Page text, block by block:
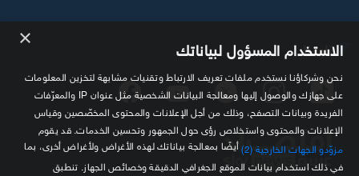
تابعنا × الاستخدام المسؤول لبياناتك
نحن وشركاؤنا نستخدم ملفات تعريف الارتباط وتقنيات مشابهة لتخزين المعلومات
على جهازك والوصول إليها ومعالجة البيانات الشخصية مثل عنوان IP والمعرّفات
الفريدة وبيانات التصفح، وذلك من أجل الإعلانات والمحتوى المخصّصين وقياس
الإعلانات والمحتوى واستخلاص رؤى حول الجمهور وتحسين الخدمات. قد يقوم
مزوّدو الجهات الخارجية (2)
أيضًا بمعالجة بياناتك لهذه الأغراض ولأغراض أخرى، بما
في ذلك استخدام بيانات الموقع الجغرافي الدقيقة وخصائص الجهاز. تنطبق